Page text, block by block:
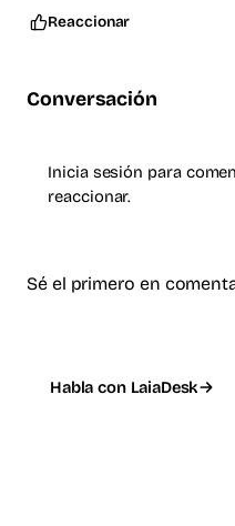
Reaccionar
Conversación
Inicia sesión para
reaccionar.
Sé el primero en
Habla con LaiaDesk